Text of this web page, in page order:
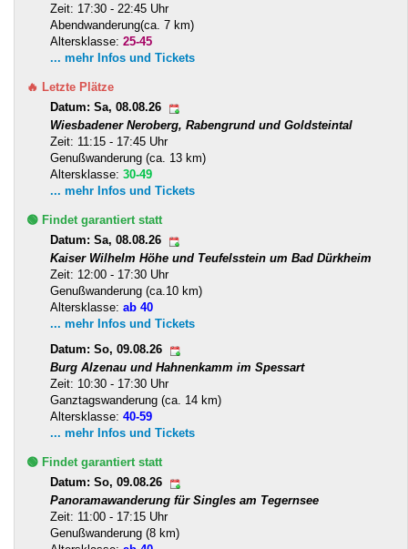
Zeit: 17:30 - 22:45 Uhr
Abendwanderung(ca. 7 km)
Altersklasse: 25-45
... mehr Infos und Tickets
🔥 Letzte Plätze
Datum: Sa, 08.08.26
Wiesbadener Neroberg, Rabengrund und Goldsteintal
Zeit: 11:15 - 17:45 Uhr
Genußwanderung (ca. 13 km)
Altersklasse: 30-49
... mehr Infos und Tickets
🟢 Findet garantiert statt
Datum: Sa, 08.08.26
Kaiser Wilhelm Höhe und Teufelsstein um Bad Dürkheim
Zeit: 12:00 - 17:30 Uhr
Genußwanderung (ca.10 km)
Altersklasse: ab 40
... mehr Infos und Tickets
Datum: So, 09.08.26
Burg Alzenau und Hahnenkamm im Spessart
Zeit: 10:30 - 17:30 Uhr
Ganztagswanderung (ca. 14 km)
Altersklasse: 40-59
... mehr Infos und Tickets
🟢 Findet garantiert statt
Datum: So, 09.08.26
Panoramawanderung für Singles am Tegernsee
Zeit: 11:00 - 17:15 Uhr
Genußwanderung (8 km)